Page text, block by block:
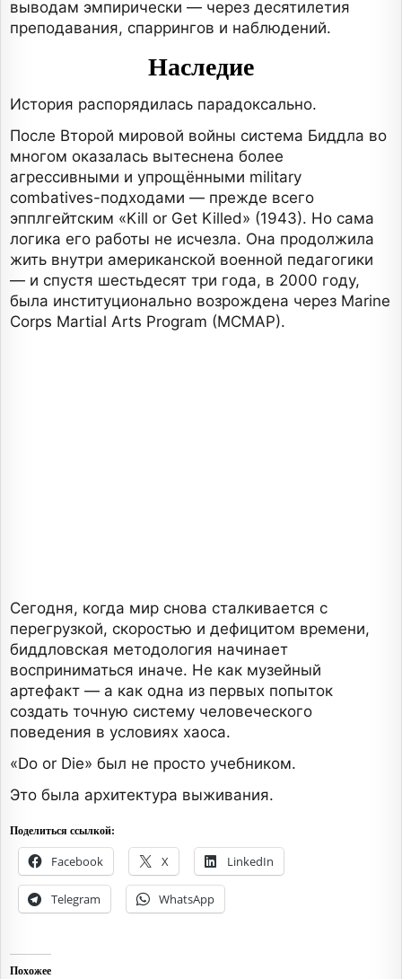
выводам эмпирически — через десятилетия
преподавания, спаррингов и наблюдений.
Наследие
История распорядилась парадоксально.
После Второй мировой войны система Биддла во
многом оказалась вытеснена более
агрессивными и упрощёнными military
combatives-подходами — прежде всего
эпплгейтским «Kill or Get Killed» (1943). Но сама
логика его работы не исчезла. Она продолжила
жить внутри американской военной педагогики
— и спустя шестьдесят три года, в 2000 году,
была институционально возрождена через Marine
Corps Martial Arts Program (MCMAP).
Сегодня, когда мир снова сталкивается с
перегрузкой, скоростью и дефицитом времени,
биддловская методология начинает
восприниматься иначе. Не как музейный
артефакт — а как одна из первых попыток
создать точную систему человеческого
поведения в условиях хаоса.
«Do or Die» был не просто учебником.
Это была архитектура выживания.
Поделиться ссылкой:
Facebook X LinkedIn
Telegram WhatsApp
Похожее